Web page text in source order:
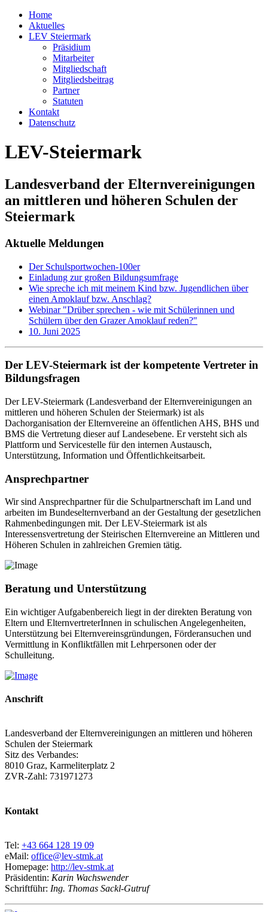
Home
Aktuelles
LEV Steiermark
Präsidium
Mitarbeiter
Mitgliedschaft
Mitgliedsbeitrag
Partner
Statuten
Kontakt
Datenschutz
LEV-Steiermark
Landesverband der Elternvereinigungen
an mittleren und höheren Schulen der
Steiermark
Aktuelle Meldungen
Der Schulsportwochen-100er
Einladung zur großen Bildungsumfrage
Wie spreche ich mit meinem Kind bzw. Jugendlichen über
einen Amoklauf bzw. Anschlag?
Webinar "Drüber sprechen - wie mit Schülerinnen und
Schülern über den Grazer Amoklauf reden?"
10. Juni 2025
Der LEV-Steiermark ist der kompetente Vertreter in
Bildungsfragen
Der LEV-Steiermark (Landesverband der Elternvereinigungen an
mittleren und höheren Schulen der Steiermark) ist als
Dachorganisation der Elternvereine an öffentlichen AHS, BHS und
BMS die Vertretung dieser auf Landesebene. Er versteht sich als
Plattform und Servicestelle für den internen Austausch,
Unterstützung, Information und Öffentlichkeitsarbeit.
Ansprechpartner
Wir sind Ansprechpartner für die Schulpartnerschaft im Land und
arbeiten im Bundeselternverband an der Gestaltung der gesetzlichen
Rahmenbedingungen mit. Der LEV-Steiermark ist als
Interessensvertretung der Steirischen Elternvereine an Mittleren und
Höheren Schulen in zahlreichen Gremien tätig.
Beratung und Unterstützung
Ein wichtiger Aufgabenbereich liegt in der direkten Beratung von
Eltern und ElternvertreterInnen in schulischen Angelegenheiten,
Unterstützung bei Elternvereinsgründungen, Förderansuchen und
Vermittlung in Konfliktfällen mit Lehrpersonen oder der
Schulleitung.
Anschrift
Landesverband der Elternvereinigungen an mittleren und höheren
Schulen der Steiermark
Sitz des Verbandes:
8010 Graz, Karmeliterplatz 2
ZVR-Zahl: 731971273
Kontakt
Tel: +43 664 128 19 09
eMail: office@lev-stmk.at
Homepage: http://lev-stmk.at
Präsidentin: Karin Wachswender
Schriftführ: Ing. Thomas Sackl-Gutruf